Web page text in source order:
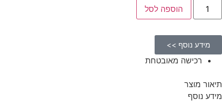
הוספה לסל
מידע נוסף >>
רכישה מאובטחת
תיאור מוצר
מידע נוסף